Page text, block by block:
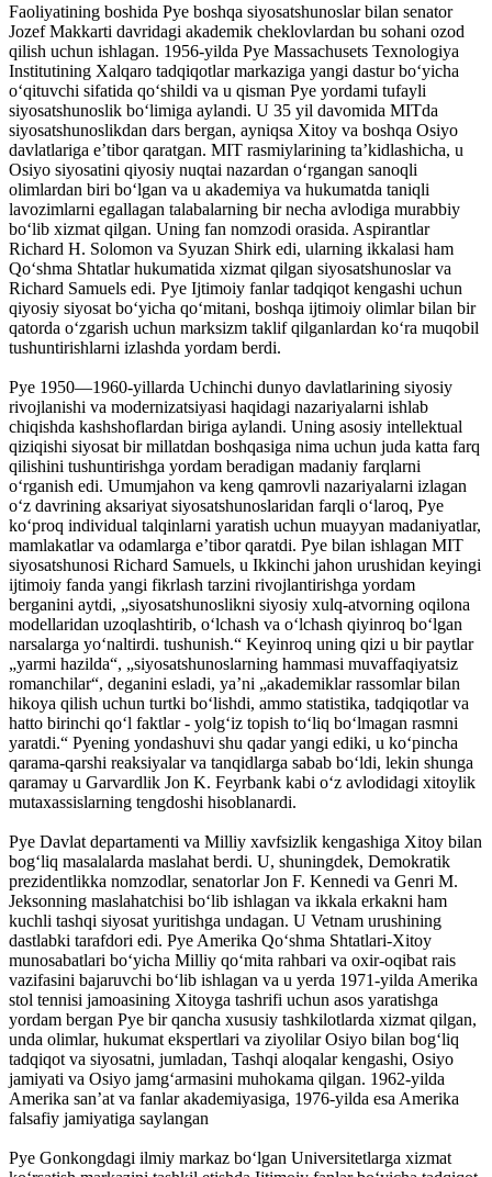
Faoliyatining boshida Pye boshqa siyosatshunoslar bilan senator
Jozef Makkarti davridagi akademik cheklovlardan bu sohani ozod
qilish uchun ishlagan. 1956-yilda Pye Massachusets Texnologiya
Institutining Xalqaro tadqiqotlar markaziga yangi dastur boʻyicha
oʻqituvchi sifatida qoʻshildi va u qisman Pye yordami tufayli
siyosatshunoslik boʻlimiga aylandi. U 35 yil davomida MITda
siyosatshunoslikdan dars bergan, ayniqsa Xitoy va boshqa Osiyo
davlatlariga eʼtibor qaratgan. MIT rasmiylarining taʼkidlashicha, u
Osiyo siyosatini qiyosiy nuqtai nazardan oʻrgangan sanoqli
olimlardan biri boʻlgan va u akademiya va hukumatda taniqli
lavozimlarni egallagan talabalarning bir necha avlodiga murabbiy
boʻlib xizmat qilgan. Uning fan nomzodi orasida. Aspirantlar
Richard H. Solomon va Syuzan Shirk edi, ularning ikkalasi ham
Qoʻshma Shtatlar hukumatida xizmat qilgan siyosatshunoslar va
Richard Samuels edi. Pye Ijtimoiy fanlar tadqiqot kengashi uchun
qiyosiy siyosat boʻyicha qoʻmitani, boshqa ijtimoiy olimlar bilan bir
qatorda oʻzgarish uchun marksizm taklif qilganlardan koʻra muqobil
tushuntirishlarni izlashda yordam berdi.
Pye 1950—1960-yillarda Uchinchi dunyo davlatlarining siyosiy
rivojlanishi va modernizatsiyasi haqidagi nazariyalarni ishlab
chiqishda kashshoflardan biriga aylandi. Uning asosiy intellektual
qiziqishi siyosat bir millatdan boshqasiga nima uchun juda katta farq
qilishini tushuntirishga yordam beradigan madaniy farqlarni
oʻrganish edi. Umumjahon va keng qamrovli nazariyalarni izlagan
oʻz davrining aksariyat siyosatshunoslaridan farqli oʻlaroq, Pye
koʻproq individual talqinlarni yaratish uchun muayyan madaniyatlar,
mamlakatlar va odamlarga eʼtibor qaratdi. Pye bilan ishlagan MIT
siyosatshunosi Richard Samuels, u Ikkinchi jahon urushidan keyingi
ijtimoiy fanda yangi fikrlash tarzini rivojlantirishga yordam
berganini aytdi, „siyosatshunoslikni siyosiy xulq-atvorning oqilona
modellaridan uzoqlashtirib, oʻlchash va oʻlchash qiyinroq boʻlgan
narsalarga yoʻnaltirdi. tushunish.“ Keyinroq uning qizi u bir paytlar
„yarmi hazilda“, „siyosatshunoslarning hammasi muvaffaqiyatsiz
romanchilar“, deganini esladi, yaʼni „akademiklar rassomlar bilan
hikoya qilish uchun turtki boʻlishdi, ammo statistika, tadqiqotlar va
hatto birinchi qoʻl faktlar - yolgʻiz topish toʻliq boʻlmagan rasmni
yaratdi.“ Pyening yondashuvi shu qadar yangi ediki, u koʻpincha
qarama-qarshi reaksiyalar va tanqidlarga sabab boʻldi, lekin shunga
qaramay u Garvardlik Jon K. Feyrbank kabi oʻz avlodidagi xitoylik
mutaxassislarning tengdoshi hisoblanardi.
Pye Davlat departamenti va Milliy xavfsizlik kengashiga Xitoy bilan
bogʻliq masalalarda maslahat berdi. U, shuningdek, Demokratik
prezidentlikka nomzodlar, senatorlar Jon F. Kennedi va Genri M.
Jeksonning maslahatchisi boʻlib ishlagan va ikkala erkakni ham
kuchli tashqi siyosat yuritishga undagan. U Vetnam urushining
dastlabki tarafdori edi. Pye Amerika Qoʻshma Shtatlari-Xitoy
munosabatlari boʻyicha Milliy qoʻmita rahbari va oxir-oqibat rais
vazifasini bajaruvchi boʻlib ishlagan va u yerda 1971-yilda Amerika
stol tennisi jamoasining Xitoyga tashrifi uchun asos yaratishga
yordam bergan Pye bir qancha xususiy tashkilotlarda xizmat qilgan,
unda olimlar, hukumat ekspertlari va ziyolilar Osiyo bilan bogʻliq
tadqiqot va siyosatni, jumladan, Tashqi aloqalar kengashi, Osiyo
jamiyati va Osiyo jamgʻarmasini muhokama qilgan. 1962-yilda
Amerika sanʼat va fanlar akademiyasiga, 1976-yilda esa Amerika
falsafiy jamiyatiga saylangan
Pye Gonkongdagi ilmiy markaz boʻlgan Universitetlarga xizmat